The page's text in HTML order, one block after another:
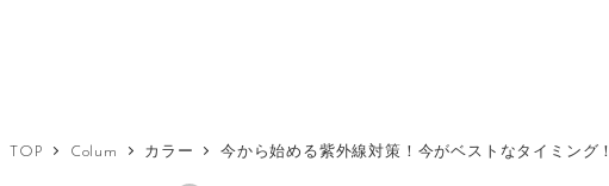
TOP Colum カラー 今から始める紫外線対策！今がベストなタイミング！